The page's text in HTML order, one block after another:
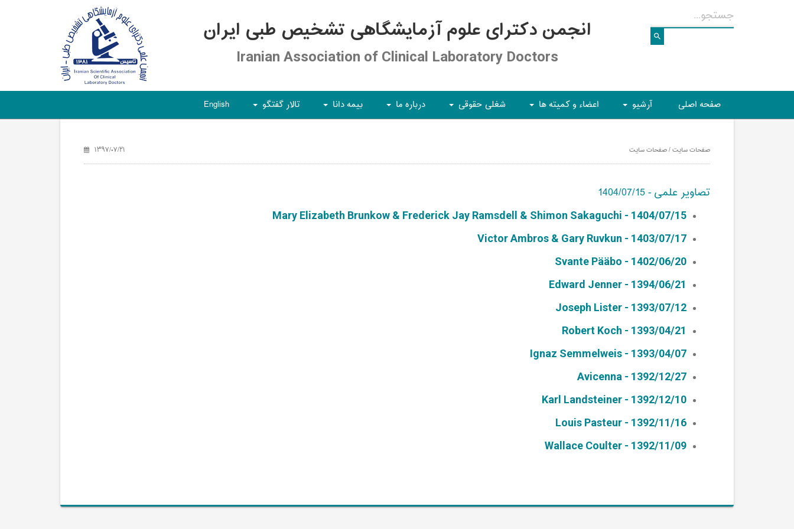
انجمن دکترای علوم آزمایشگاهی تشخیص طبی ایران
Iranian Association of Clinical Laboratory Doctors
صفحه اصلی آرشیو اعضاء و کمیته ها شغلی حقوقی درباره ما بیمه دانا تالار گفتگو English
صفحات سایت / صفحات سایت ۱۳۹۷/۰۷/۲۱
تصاویر علمی - 1404/07/15
Mary Elizabeth Brunkow & Frederick Jay Ramsdell & Shimon Sakaguchi - 1404/07/15
Victor Ambros & Gary Ruvkun - 1403/07/17
Svante Pääbo - 1402/06/20
Edward Jenner - 1394/06/21
Joseph Lister - 1393/07/12
Robert Koch - 1393/04/21
Ignaz Semmelweis - 1393/04/07
Avicenna - 1392/12/27
Karl Landsteiner - 1392/12/10
Louis Pasteur - 1392/11/16
Wallace Coulter - 1392/11/09